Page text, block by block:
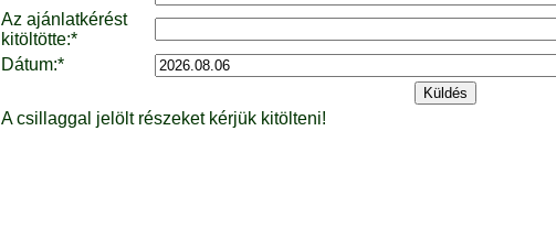
Az ajánlatkérést
kitöltötte:*
Dátum:*
A csillaggal jelölt részeket kérjük kitölteni!